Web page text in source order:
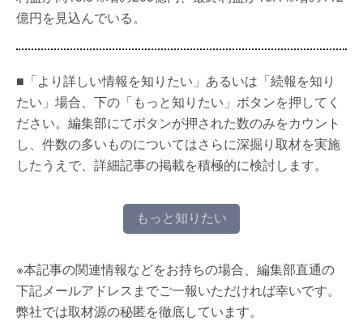
億円を見込んでいる。
■「より詳しい情報を知りたい」あるいは「続報を知り
たい」場合、下の「もっと知りたい」ボタンを押してく
ださい。編集部にてボタンが押された数のみをカウント
し、件数の多いものについてはさらに深掘り取材を実施
したうえで、詳細記事の掲載を積極的に検討します。
もっと知りたい
※本記事の関連情報などをお持ちの場合、編集部直通の
下記メールアドレスまでご一報いただければ幸いです。
弊社では取材源の秘匿を徹底しています。